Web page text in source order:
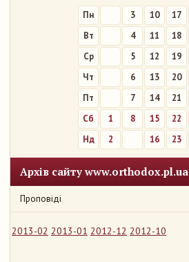
Пн 3 10 17
Вт
4 11 18
Ср
5 12 19
Чт
6 13 20
Пт
7 14 21
Сб
1 8 15 22
Нд
2 16 23
Архів сайту www.orthodox.pl.ua
Проповіді
2013-02 2013-01 2012-12 2012-10